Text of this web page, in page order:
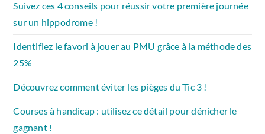
Suivez ces 4 conseils pour réussir votre première journée
sur un hippodrome !
Identifiez le favori à jouer au PMU grâce à la méthode des
25%
Découvrez comment éviter les pièges du Tic 3 !
Courses à handicap : utilisez ce détail pour dénicher le
gagnant !